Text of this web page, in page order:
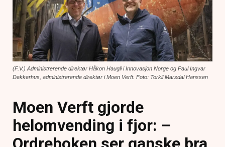
(F.V.) Administrerende direktør Håkon Haugli i Innovasjon Norge og Paul Ingvar
Dekkerhus, administrerende direktør i Moen Verft. Foto: Torkil Marsdal Hanssen
Moen Verft gjorde
helomvending i fjor: –